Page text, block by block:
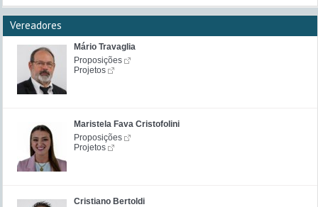
Vereadores
Mário Travaglia
Proposições
Projetos
Maristela Fava Cristofolini
Proposições
Projetos
Cristiano Bertoldi